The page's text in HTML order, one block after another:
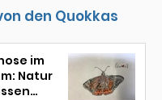
den Quokkas
im
Natur